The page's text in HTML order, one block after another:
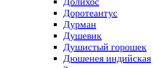
Доротеантус
Дурман
Душевик
Душистый горошек
Дюшенея индийская